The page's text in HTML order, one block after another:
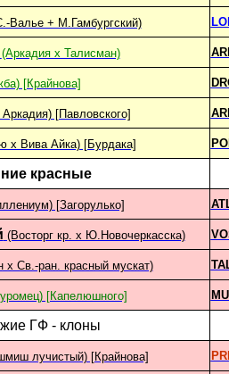
Валье + М.Гамбургский)
(Аркадия x Талисман)
[Крайнова]
[Павловского]
x Вива Айка) [Бурдака]
красные
[Загорулько]
(Восторг кр. х Ю.Новочеркасска)
х Св.-ран. красный мускат)
[Капелюшного]
ГФ - клоны
лучистый) [Крайнова]